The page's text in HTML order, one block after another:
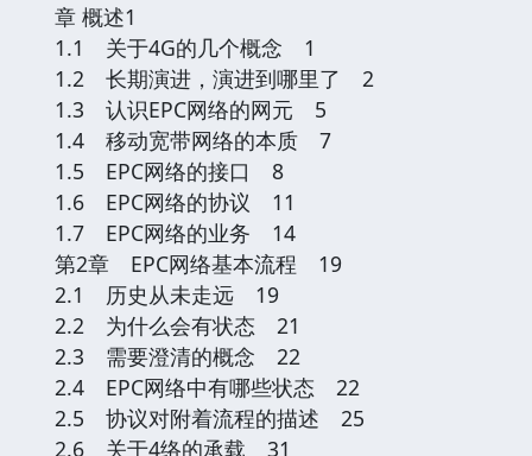
章 概述1
1.1 关于4G的几个概念 1
1.2 长期演进，演进到哪里了 2
1.3 认识EPC网络的网元 5
1.4 移动宽带网络的本质 7
1.5 EPC网络的接口 8
1.6 EPC网络的协议 11
1.7 EPC网络的业务 14
第2章 EPC网络基本流程 19
2.1 历史从未走远 19
2.2 为什么会有状态 21
2.3 需要澄清的概念 22
2.4 EPC网络中有哪些状态 22
2.5 协议对附着流程的描述 25
2.6 关于4络的承载 31